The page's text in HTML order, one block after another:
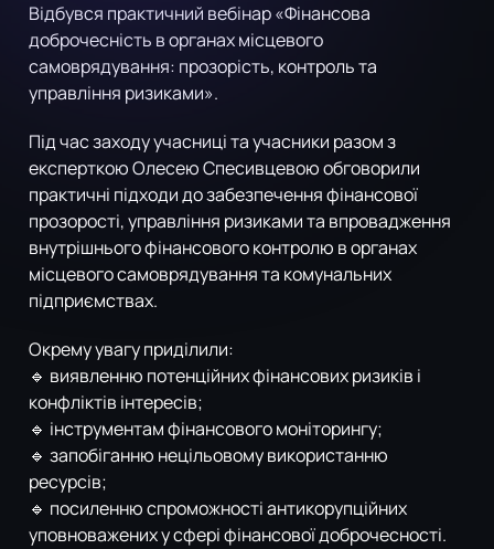
Відбувся практичний вебінар «Фінансова
доброчесність в органах місцевого
самоврядування: прозорість, контроль та
управління ризиками».
Під час заходу учасниці та учасники разом з
експерткою Олесею Спесивцевою обговорили
практичні підходи до забезпечення фінансової
прозорості, управління ризиками та впровадження
внутрішнього фінансового контролю в органах
місцевого самоврядування та комунальних
підприємствах.
Окрему увагу приділили:
🔹 виявленню потенційних фінансових ризиків і
конфліктів інтересів;
🔹 інструментам фінансового моніторингу;
🔹 запобіганню нецільовому використанню
ресурсів;
🔹 посиленню спроможності антикорупційних
уповноважених у сфері фінансової доброчесності.